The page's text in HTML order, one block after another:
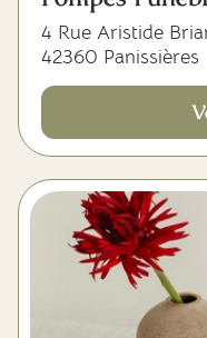
4 Rue Aristide
42360 Panissières